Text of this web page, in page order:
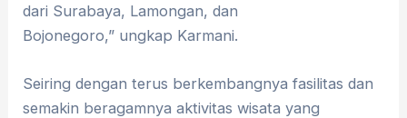
dari Surabaya, Lamongan, dan
Bojonegoro,” ungkap Karmani.
Seiring dengan terus berkembangnya fasilitas dan
semakin beragamnya aktivitas wisata yang